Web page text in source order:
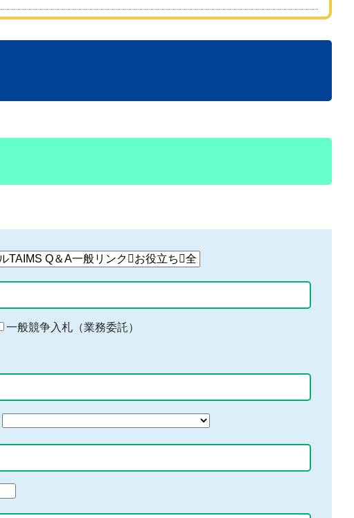
一般競争入札（業務委託）